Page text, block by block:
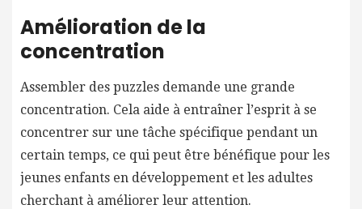
Amélioration de la
concentration
Assembler des puzzles demande une grande
concentration. Cela aide à entraîner l’esprit à se
concentrer sur une tâche spécifique pendant un
certain temps, ce qui peut être bénéfique pour les
jeunes enfants en développement et les adultes
cherchant à améliorer leur attention.